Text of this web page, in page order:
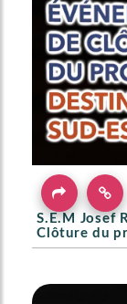
S.E.M Josef
Clôture du